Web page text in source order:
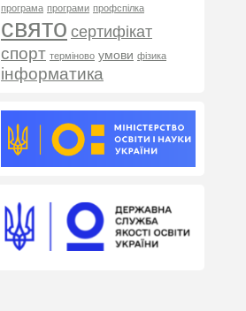
програма програми профспілка
свято сертифікат
спорт терміново умови фізика
інформатика